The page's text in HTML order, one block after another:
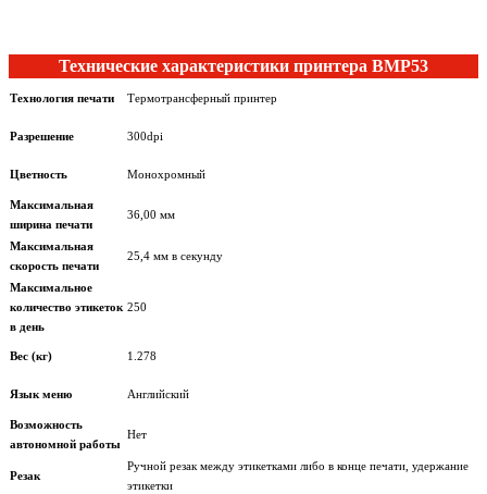
Технические характеристики принтера BMP53
Технология печати Термотрансферный принтер
Разрешение 300dpi
Цветность Монохромный
Максимальная
ширина печати
36,00 мм
Максимальная
скорость печати
25,4 мм в секунду
Максимальное
количество этикеток
в день
250
Вес (кг) 1.278
Язык меню Английский
Возможность
автономной работы
Нет
Резак
Ручной резак между этикетками либо в конце печати, удержание
этикетки